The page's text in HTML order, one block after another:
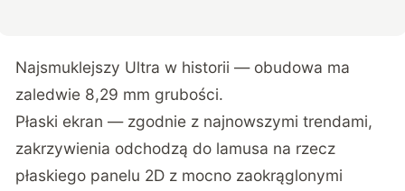
Najsmuklejszy Ultra w historii — obudowa ma
zaledwie 8,29 mm grubości.
Płaski ekran — zgodnie z najnowszymi trendami,
zakrzywienia odchodzą do lamusa na rzecz
płaskiego panelu 2D z mocno zaokrąglonymi